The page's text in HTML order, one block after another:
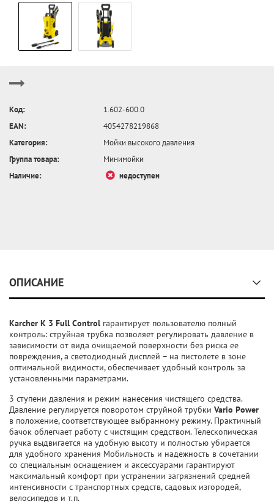
Код:
1.602-600.0
EAN:
4054278219868
Категория:
Мойки высокого давления
Группа товара:
Минимойки
Наличие:
недоступен
ОПИСАНИЕ
Karcher K 3 Full Control гарантирует пользователю полный
контроль: струйная трубка позволяет регулировать давление в
зависимости от вида очищаемой поверхности без риска ее
повреждения, а cветодиодный дисплей – на пистолете в зоне
оптимальной видимости, обеспечивает удобный контроль за
установленными параметрами.
3 ступени давления и режим нанесения чистящего средства.
Давление регулируется поворотом струйной трубки Vario Power
в положение, соответствующее выбранному режиму. Практичный
бачок облегчает работу с чистящим средством. Телескопическая
ручка выдвигается на удобную высоту и полностью убирается
для удобного хранения Мобильность и надежность в сочетании
со специальным оснащением и аксессуарами гарантируют
максимальный комфорт при устранении загрязнений средней
интенсивности с транспортных средств, садовых изгородей,
велосипедов и т.п.